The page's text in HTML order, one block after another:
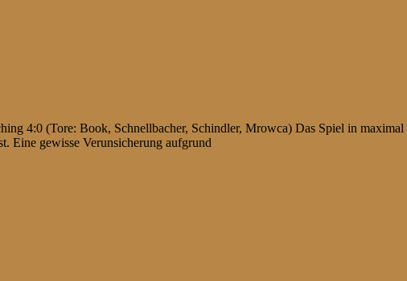
4:0 (Tore: Book, Schnellbacher, Schindler, Mrowca) Das Spiel in
Eine gewisse Verunsicherung aufgrund